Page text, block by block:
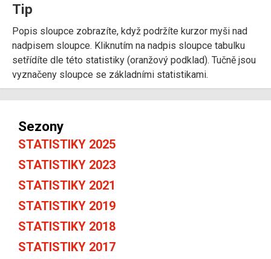
Tip
Popis sloupce zobrazíte, když podržíte kurzor myši nad
nadpisem sloupce. Kliknutím na nadpis sloupce tabulku
setřídíte dle této statistiky (oranžový podklad). Tučně jsou
vyznačeny sloupce se základními statistikami.
Sezony
STATISTIKY 2025
STATISTIKY 2023
STATISTIKY 2021
STATISTIKY 2019
STATISTIKY 2018
STATISTIKY 2017